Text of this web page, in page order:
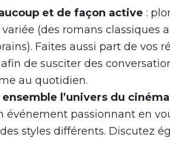
et de façon active :
(des romans classiques
Faites aussi part de vos
de susciter des
au quotidien.
l’univers du cinéma
événement passionnant en
styles différents. Discutez